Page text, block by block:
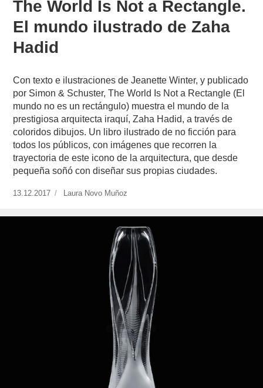
The World Is Not a Rectangle.
El mundo ilustrado de Zaha
Hadid
Con texto e ilustraciones de Jeanette Winter, y publicado
por Simon & Schuster, The World Is Not a Rectangle (El
mundo no es un rectángulo) muestra el mundo de la
prestigiosa arquitecta iraquí, Zaha Hadid, a través de
coloridos dibujos. Un libro ilustrado de no ficción para
todos los públicos, con imágenes que recorren la
trayectoria de este icono de la arquitectura, que desde
pequeña soñó con diseñar sus propias ciudades.
Publicado
13.12.2017
https://www.experimenta.es/author/laura-
munoz/
Laura Novo Muñoz